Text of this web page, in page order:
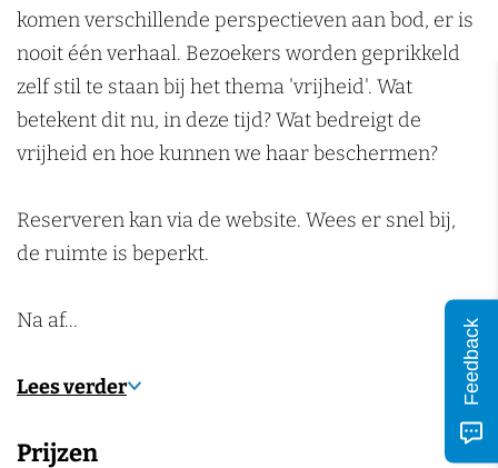
i
j
h
e
i
s
m
V
r
i
j
h
i
d
s
t
V
r
i
j
e
i
u
t
V
r
i
j
e
i
komen verschillende perspectieven aan bod, er is
nooit één verhaal. Bezoekers worden geprikkeld
zelf stil te staan bij het thema 'vrijheid'. Wat
betekent dit nu, in deze tijd? Wat bedreigt de
vrijheid en hoe kunnen we haar beschermen?
Reserveren kan via de website. Wees er snel bij,
de ruimte is beperkt.
Na af…
Lees verder
Prijzen
Feedback